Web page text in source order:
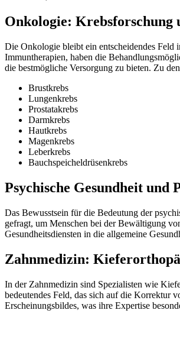
Onkologie: Krebsforschung
Die Onkologie bleibt ein entscheidendes Feld
Immuntherapien, haben die
die bestmögliche Versorgung zu bieten. Zu
Brustkrebs
Lungenkrebs
Prostatakrebs
Darmkrebs
Hautkrebs
Magenkrebs
Leberkrebs
Bauchspeicheldrüsenkrebs
Psychische Gesundheit und
Das Bewusstsein für die Bedeutung der
gefragt, um Menschen bei der Bewältigung
Gesundheitsdiensten in die allgemeine
Zahnmedizin:
In der Zahnmedizin sind Spezialisten wie
bedeutendes Feld, das sich auf die Korrektur
Erscheinungsbildes, was ihre Expertise